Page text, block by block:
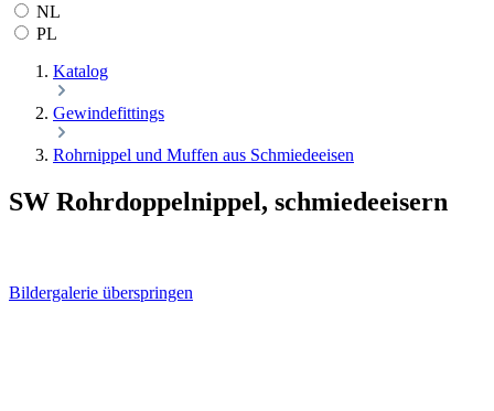
NL
PL
Katalog
Gewindefittings
Rohrnippel und Muffen aus Schmiedeeisen
SW Rohrdoppelnippel, schmiedeeisern
Bildergalerie überspringen